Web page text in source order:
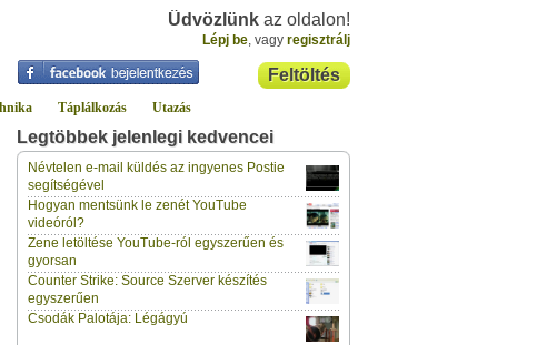
Üdvözlünk az oldalon!
Lépj be, vagy regisztrálj
Feltöltés
Táplálkozás Utazás
Legtöbbek jelenlegi kedvencei
Névtelen e-mail küldés az ingyenes Postie
segítségével
Hogyan mentsünk le zenét YouTube
videóról?
Zene letöltése YouTube-ról egyszerűen és
gyorsan
Counter Strike: Source Szerver készítés
egyszerűen
Csodák Palotája: Légágyú
1 órája
gabor733a kedvencei közé tette a(z)
Leopárdgekkó-etetés egyszerű csipesszel
című tippet.
1 órája
gabor733a kedvencei közé tette a(z)
című tippet.
1 órája
Hogyan készítsünk fűszeres-paradicsomos
pennét?
gabor733a kedvencei közé tette a(z)